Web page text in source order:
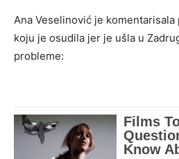
Ana Veselinović je
koju je osudila jer je ušla u
probleme: